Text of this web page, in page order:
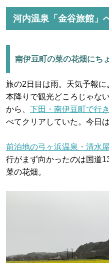
河内温泉「金谷旅館」
南伊豆町の菜の花畑にち
旅の2日目は雨。天気予報
本降りで観光どころじゃな
から、 下田・南伊豆町で行
べてクリアしていた。今日
前泊地の弓ヶ浜温泉・清水屋
行がまず向かったのは国道
菜の花畑。